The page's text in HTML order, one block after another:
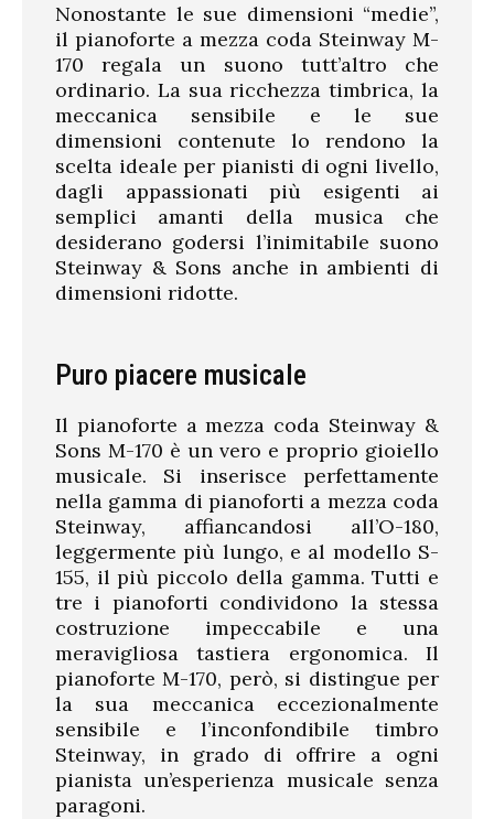
Nonostante le sue dimensioni “medie”,
il pianoforte a mezza coda Steinway M-
170 regala un suono tutt’altro che
ordinario. La sua ricchezza timbrica, la
meccanica sensibile e le sue
dimensioni contenute lo rendono la
scelta ideale per pianisti di ogni livello,
dagli appassionati più esigenti ai
semplici amanti della musica che
desiderano godersi l’inimitabile suono
Steinway & Sons anche in ambienti di
dimensioni ridotte.
Puro piacere musicale
Il pianoforte a mezza coda Steinway &
Sons M-170 è un vero e proprio gioiello
musicale. Si inserisce perfettamente
nella gamma di pianoforti a mezza coda
Steinway, affiancandosi all’O-180,
leggermente più lungo, e al modello S-
155, il più piccolo della gamma. Tutti e
tre i pianoforti condividono la stessa
costruzione impeccabile e una
meravigliosa tastiera ergonomica. Il
pianoforte M-170, però, si distingue per
la sua meccanica eccezionalmente
sensibile e l’inconfondibile timbro
Steinway, in grado di offrire a ogni
pianista un’esperienza musicale senza
paragoni.